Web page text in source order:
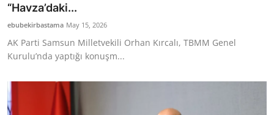
“Havza’daki...
ebubekirbastama May 15, 2026
AK Parti Samsun Milletvekili Orhan Kırcalı, TBMM Genel
Kurulu’nda yaptığı konuşm...